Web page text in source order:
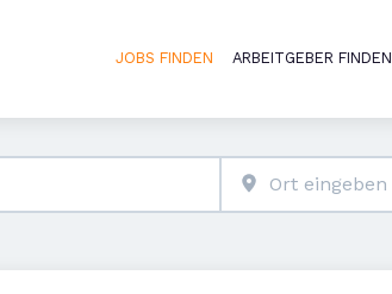
JOBS FINDEN ARBEITGEBER FINDEN